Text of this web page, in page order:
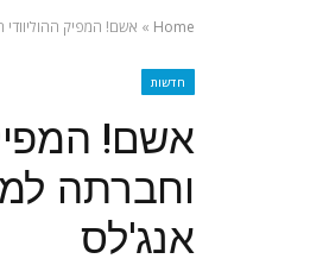
Home
» אשם! המפיק ההוליוודי
חדשות
אשם!
וחברתה
אנג'לס